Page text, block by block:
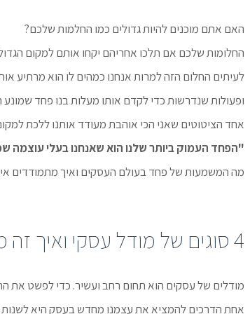
האם אתם מוכנים להיות גדולים כמו החלמות שלכם?
החלומות שלכם אם תלכו אחריהם יקחו אותם למקום
לעיתים החלום הזה למרות אנחנו כמהים לו הוא מרתיע
ופעולות שנדרשות כדי לקדם אותו מעלות בנו פחד
אחד הציטוטים שאני הכי אוהבת מעודד אותנו ללכת
"הפחד העמוק ביותר שלנו הוא שאנחנו בעלי עוצמה
מה המשמעות של פחד בעולם העסקים ואיך מתמודדים
4 סוגים של מודל עסקי ואיך זה מגדיל הכנסות?
מודלים של עסקים הוא תחום רחב ועשיר. כדי לפשט את התמונה אני מסבירה כאן על 4
אחת הדרכים להמציא את עצמנו מחדש בעסק היא לשנות